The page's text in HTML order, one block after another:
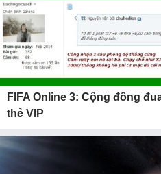
FIFA Online 3: Cộng đồng
thẻ VIP